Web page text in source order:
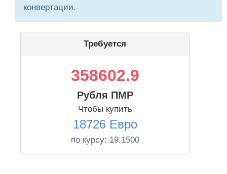
конвертации.
Требуется
358602.9
Рубля ПМР
Чтобы купить
18726 Евро
по курсу: 19.1500